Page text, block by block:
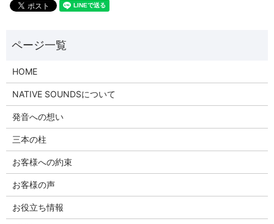
HOME
NATIVE SOUNDSについて
発音への想い
三本の柱
お客様への約束
お客様の声
お役立ち情報